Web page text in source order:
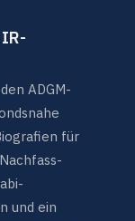
ADGM-
für
und ein